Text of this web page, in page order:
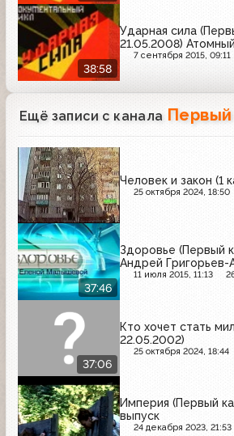
38:58
Ударная сила
21.05.2008)
7 сентября 2015, 09:11
Ещё записи с канала
Человек и закон (1
25 октября 2024, 18:50
37:46
Здоровье (Первый
Андрей Григорьев-
11 июля 2015, 11:13
37:06
Кто хочет стать
22.05.2002)
25 октября 2024, 18:44
Империя (Первый
выпуск
24 декабря 2023, 21:53